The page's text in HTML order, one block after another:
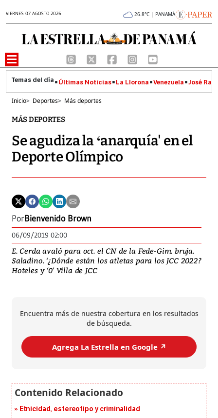
VIERNES 07 AGOSTO 2026 26.8°C | PANAMÁ
Últimas Noticias La Llorona Venezuela José
Inicio> Deportes> Más deportes
MÁS DEPORTES
Se agudiza la ‘anarquía' en el
Deporte Olímpico
PorBienvenido Brown
06/09/2019 02:00
E. Cerda avaló para oct. el CN de la Fede-Gim. bruja.
Saladino. ‘¿Dónde están los atletas para los JCC 2022?
Hoteles y ‘0' Villa de JCC
Encuentra más de nuestra cobertura en los resultados
de búsqueda.
Agrega La Estrella en Google ↗️
Etnicidad, estereotipo y criminalidad